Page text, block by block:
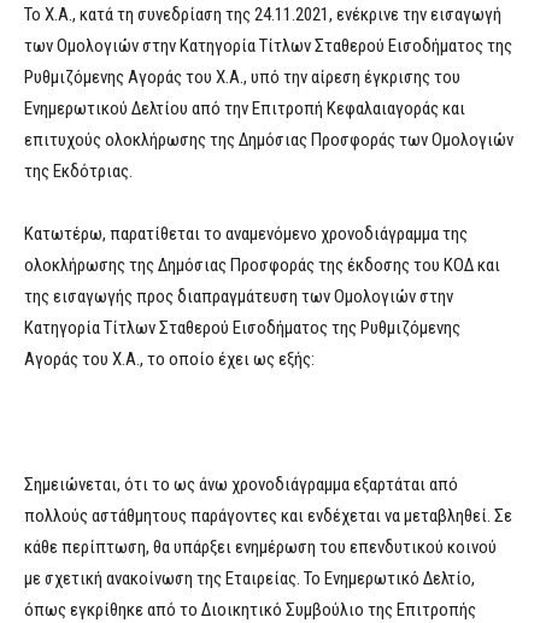
Το Χ.Α., κατά τη συνεδρίαση της 24.11.2021, ενέκρινε την εισαγωγή
των Ομολογιών στην Κατηγορία Τίτλων Σταθερού Εισοδήματος της
Ρυθμιζόμενης Αγοράς του Χ.Α., υπό την αίρεση έγκρισης του
Ενημερωτικού Δελτίου από την Επιτροπή Κεφαλαιαγοράς και
επιτυχούς ολοκλήρωσης της Δημόσιας Προσφοράς των Ομολογιών
της Εκδότριας.
Κατωτέρω, παρατίθεται το αναμενόμενο χρονοδιάγραμμα της
ολοκλήρωσης της Δημόσιας Προσφοράς της έκδοσης του ΚΟΔ και
της εισαγωγής προς διαπραγμάτευση των Ομολογιών στην
Κατηγορία Τίτλων Σταθερού Εισοδήματος της Ρυθμιζόμενης
Αγοράς του Χ.Α., το οποίο έχει ως εξής:
Σημειώνεται, ότι το ως άνω χρονοδιάγραμμα εξαρτάται από
πολλούς αστάθμητους παράγοντες και ενδέχεται να μεταβληθεί. Σε
κάθε περίπτωση, θα υπάρξει ενημέρωση του επενδυτικού κοινού
με σχετική ανακοίνωση της Εταιρείας. Το Ενημερωτικό Δελτίο,
όπως εγκρίθηκε από το Διοικητικό Συμβούλιο της Επιτροπής